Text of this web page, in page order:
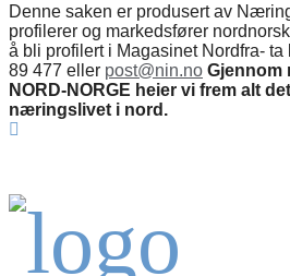
Denne saken er produsert av
profilerer og markedsfører
å bli profilert i Magasinet Nordfra- ta
89 477 eller post@nin.no Gjennom
NORD-NORGE heier vi frem alt
næringslivet i nord.